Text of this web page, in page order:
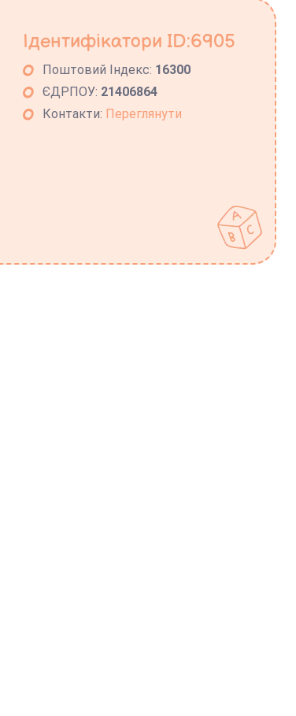
Ідентифікатори ID:6905
Поштовий Індекс: 16300
ЄДРПОУ: 21406864
Контакти: Переглянути